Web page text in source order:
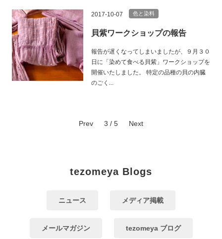
2017-10-07 色と染料
貝紫ワークショップの報告
報告が遅くなってしまいましたが、９月３０
日に「染めて食べる貝紫」ワークショップを
開催いたしました。 特定の品種の貝の内臓
のごく...
Prev 3 / 5 Next
tezomeya Blogs
ニュース メディア掲載
メールマガジン tezomeya ブログ